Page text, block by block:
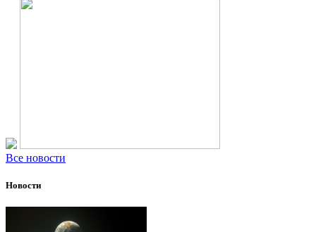
Все новости
Новости